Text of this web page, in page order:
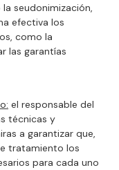
seudonimización,
efectiva los
como la
las garantías
el responsable del
técnicas y
a garantizar que,
tratamiento los
para cada uno